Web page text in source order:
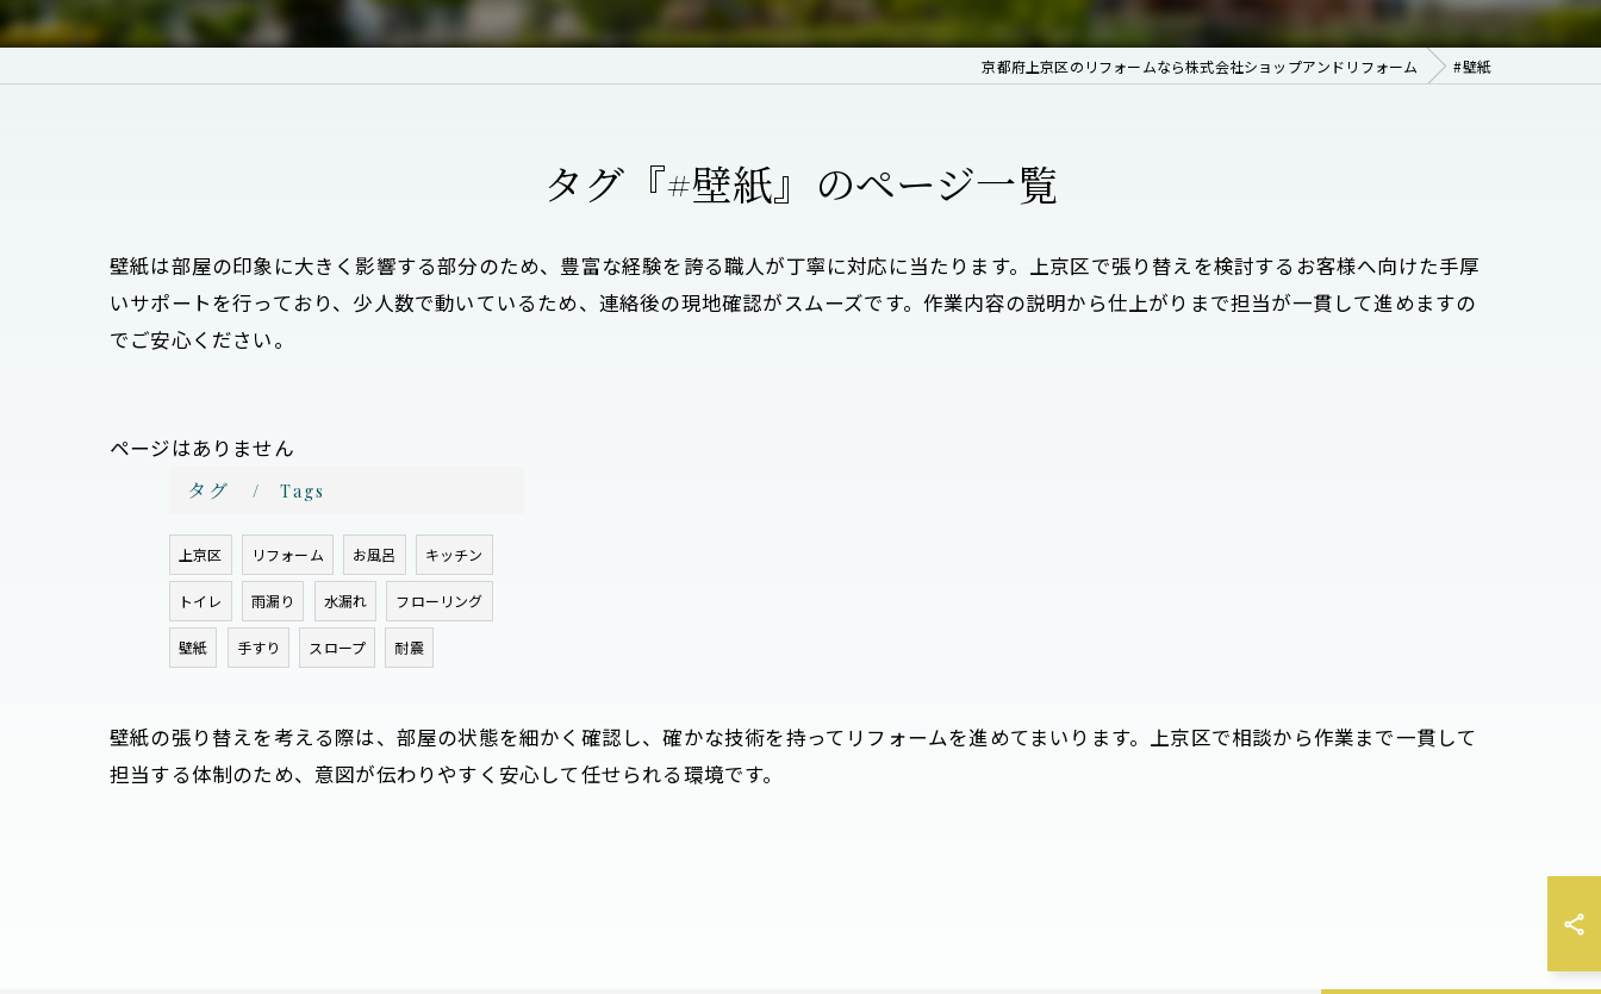
京都府上京区のリフォームなら株式会社ショップアンドリフォーム #壁紙
タグ『#壁紙』のページ一覧
壁紙は部屋の印象に大きく影響する部分のため、豊富な経験を誇る職人が丁寧に対応に当たります。上京区で張り替えを検討するお客様へ向けた手厚
いサポートを行っており、少人数で動いているため、連絡後の現地確認がスムーズです。作業内容の説明から仕上がりまで担当が一貫して進めますの
でご安心ください。
ページはありません
タグ Tags
上京区 リフォーム お風呂 キッチン
トイレ 雨漏り 水漏れ フローリング
壁紙 手すり スロープ 耐震
壁紙の張り替えを考える際は、部屋の状態を細かく確認し、確かな技術を持ってリフォームを進めてまいります。上京区で相談から作業まで一貫して
担当する体制のため、意図が伝わりやすく安心して任せられる環境です。